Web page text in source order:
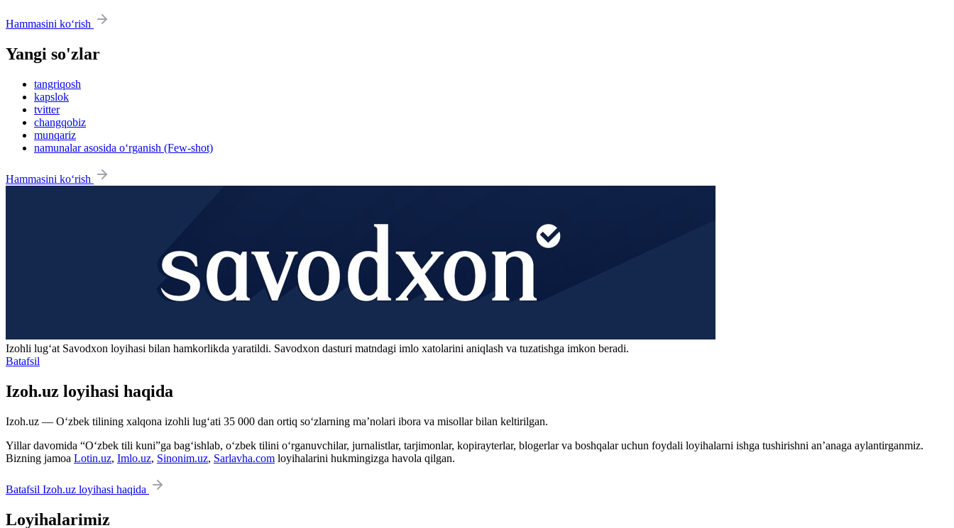
Hammasini ko‘rish
Yangi so'zlar
tangriqosh
kapslok
tvitter
changqobiz
munqariz
namunalar asosida o‘rganish (Few-shot)
Hammasini ko‘rish
Izohli lugʻat Savodxon loyihasi bilan hamkorlikda yaratildi. Savodxon dasturi matndagi imlo xatolarini aniqlash va tuzatishga imkon beradi.
Batafsil
Izoh.uz loyihasi haqida
Izoh.uz — O‘zbek tilining xalqona izohli lug‘ati 35 000 dan ortiq so‘zlarning ma’nolari ibora va misollar bilan keltirilgan.
Yillar davomida “O‘zbek tili kuni”ga bag‘ishlab, o‘zbek tilini o‘rganuvchilar, jurnalistlar, tarjimonlar, kopirayterlar, blogerlar va boshqalar uchun foydali loyihalarni ishga tushirishni an’anaga aylantirganmiz.
Bizning jamoa Lotin.uz, Imlo.uz, Sinonim.uz, Sarlavha.com loyihalarini hukmingizga havola qilgan.
Batafsil Izoh.uz loyihasi haqida
Loyihalarimiz